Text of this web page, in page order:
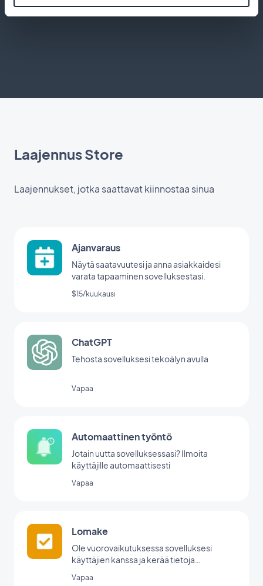
natiivisovelluksen ominaisuudet
Laajennus Store
Laajennukset, jotka saattavat kiinnostaa sinua
Ajanvaraus
Näytä saatavuutesi ja anna asiakkaidesi
varata tapaaminen sovelluksestasi.
$15/kuukausi
ChatGPT
Tehosta sovelluksesi tekoälyn avulla
Vapaa
Automaattinen työntö
Jotain uutta sovelluksessasi? Ilmoita
käyttäjille automaattisesti
Vapaa
Lomake
Ole vuorovaikutuksessa sovelluksesi
käyttäjien kanssa ja kerää tietoja
Vapaa